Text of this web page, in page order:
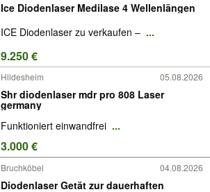
Ice Diodenlaser Medilase 4 Wellenlängen
ICE Diodenlaser zu verkaufen – ...
9.250 €
Hildesheim 05.08.2026
Shr diodenlaser mdr pro 808 Laser
germany
Funktioniert einwandfrei ...
3.000 €
Bruchköbel 04.08.2026
Diodenlaser Getät zur dauerhaften